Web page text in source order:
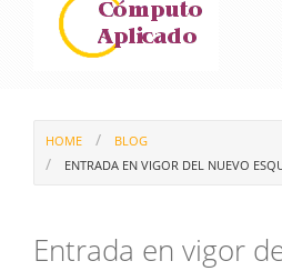
HOME
BLOG
ENTRADA EN VIGOR DEL NUEVO
Entrada en vigor